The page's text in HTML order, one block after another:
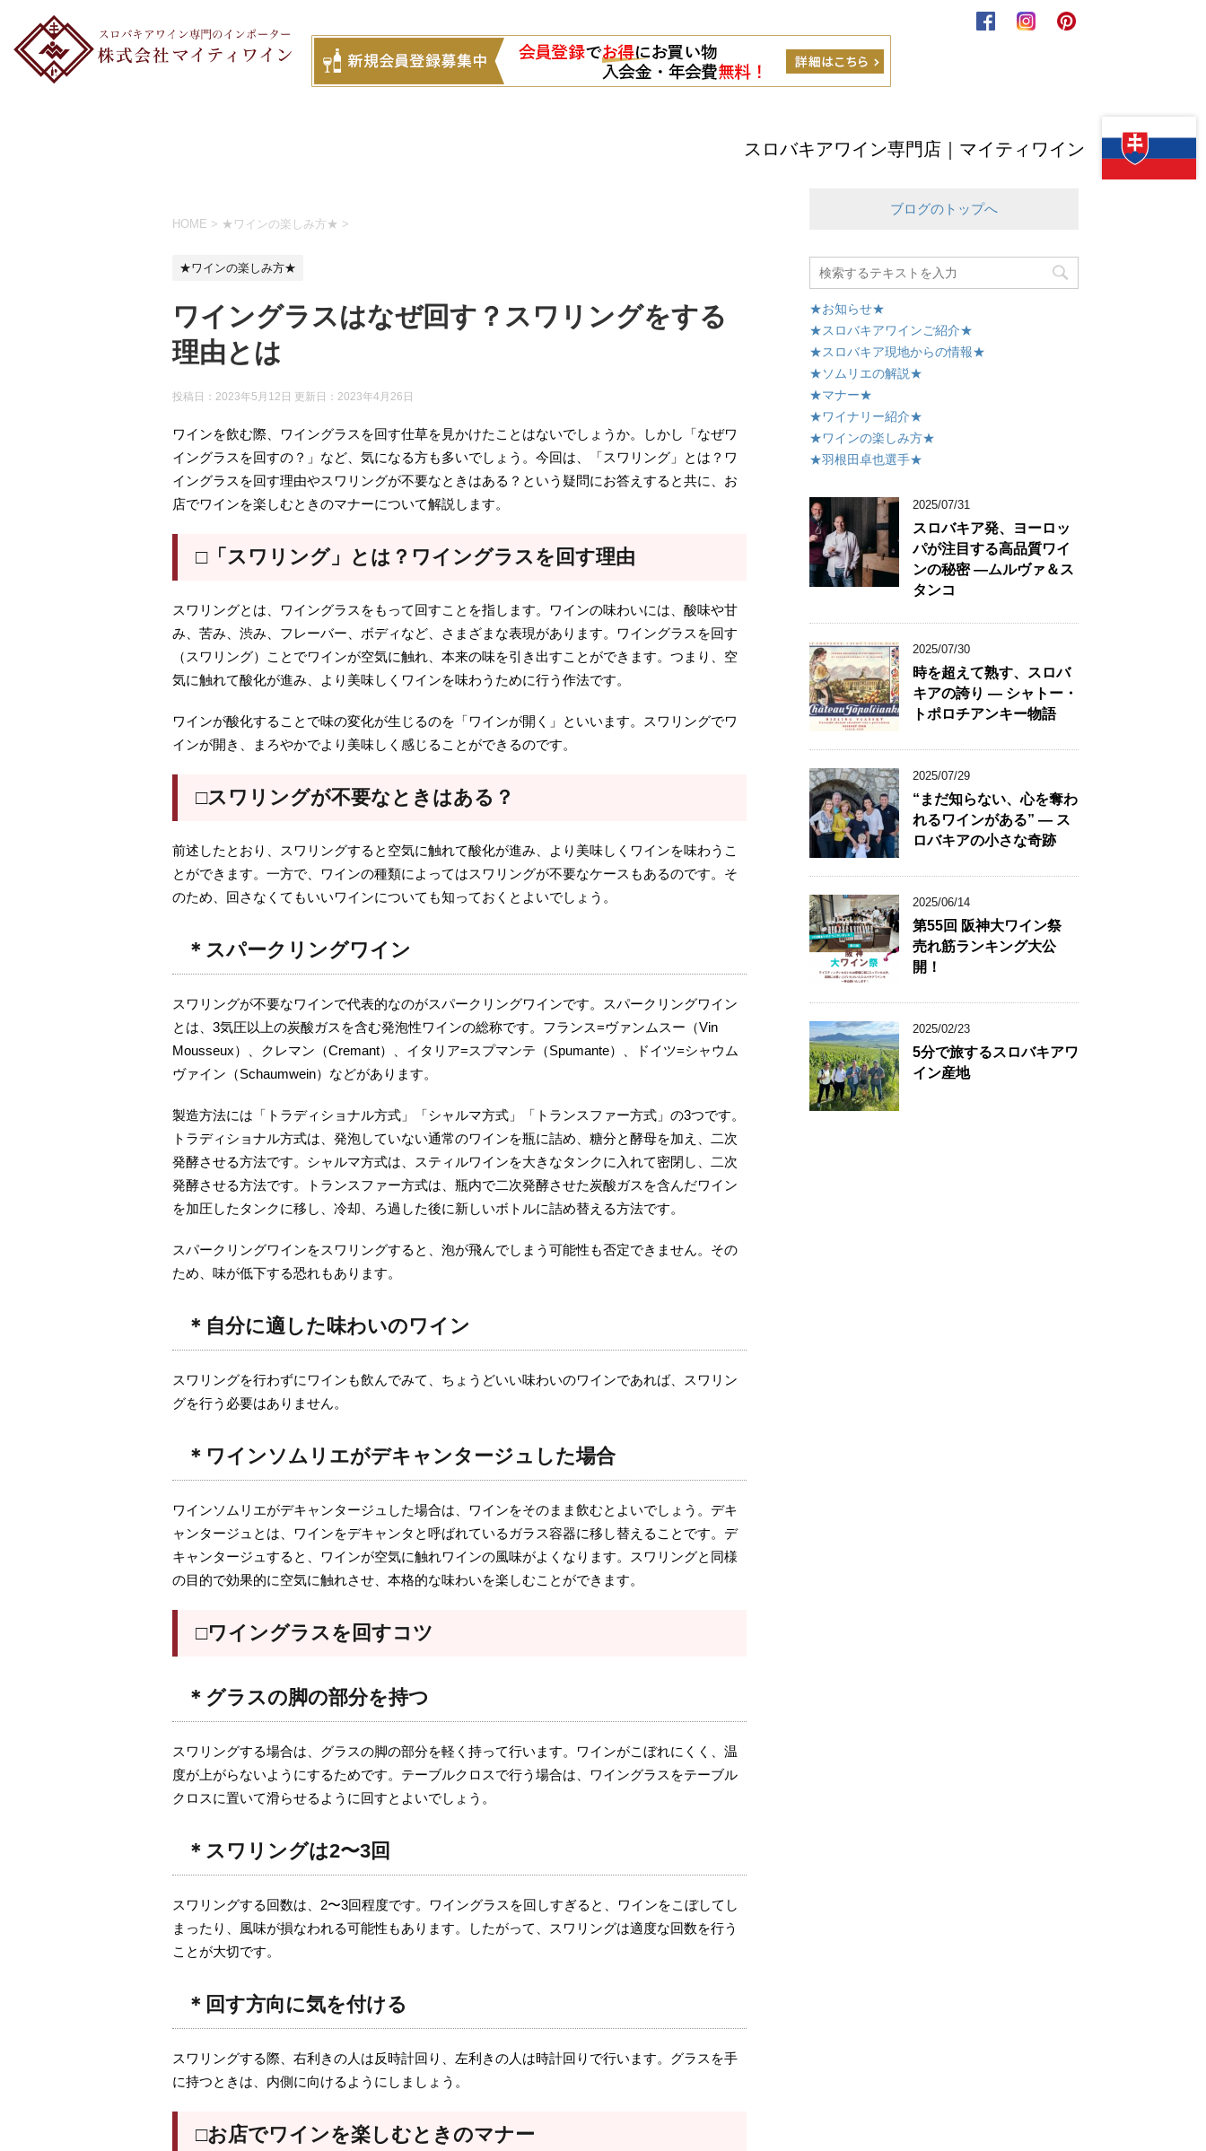
スロバキアワイン専門店｜マイティワイン
HOME > ★ワインの楽しみ方★ >
★ワインの楽しみ方★
ワイングラスはなぜ回す？スワリングをする
理由とは
投稿日：2023年5月12日 更新日： 2023年4月26日
ワインを飲む際、ワイングラスを回す仕草を見かけたことはないでしょうか。しかし「なぜワ
イングラスを回すの？」など、気になる方も多いでしょう。今回は、「スワリング」とは？ワ
イングラスを回す理由やスワリングが不要なときはある？という疑問にお答えすると共に、お
店でワインを楽しむときのマナーについて解説します。
□「スワリング」とは？ワイングラスを回す理由
スワリングとは、ワイングラスをもって回すことを指します。ワインの味わいには、酸味や甘
み、苦み、渋み、フレーバー、ボディなど、さまざまな表現があります。ワイングラスを回す
（スワリング）ことでワインが空気に触れ、本来の味を引き出すことができます。つまり、空
気に触れて酸化が進み、より美味しくワインを味わうために行う作法です。
ワインが酸化することで味の変化が生じるのを「ワインが開く」といいます。スワリングでワ
インが開き、まろやかでより美味しく感じることができるのです。
□スワリングが不要なときはある？
前述したとおり、スワリングすると空気に触れて酸化が進み、より美味しくワインを味わうこ
とができます。一方で、ワインの種類によってはスワリングが不要なケースもあるのです。そ
のため、回さなくてもいいワインについても知っておくとよいでしょう。
＊スパークリングワイン
スワリングが不要なワインで代表的なのがスパークリングワインです。スパークリングワイン
とは、3気圧以上の炭酸ガスを含む発泡性ワインの総称です。フランス=ヴァンムスー（Vin
Mousseux）、クレマン（Cremant）、イタリア=スプマンテ（Spumante）、ドイツ=シャウム
ヴァイン（Schaumwein）などがあります。
製造方法には「トラディショナル方式」「シャルマ方式」「トランスファー方式」の3つです。
トラディショナル方式は、発泡していない通常のワインを瓶に詰め、糖分と酵母を加え、二次
発酵させる方法です。シャルマ方式は、スティルワインを大きなタンクに入れて密閉し、二次
発酵させる方法です。トランスファー方式は、瓶内で二次発酵させた炭酸ガスを含んだワイン
を加圧したタンクに移し、冷却、ろ過した後に新しいボトルに詰め替える方法です。
スパークリングワインをスワリングすると、泡が飛んでしまう可能性も否定できません。その
ため、味が低下する恐れもあります。
＊自分に適した味わいのワイン
スワリングを行わずにワインも飲んでみて、ちょうどいい味わいのワインであれば、スワリン
グを行う必要はありません。
＊ワインソムリエがデキャンタージュした場合
ワインソムリエがデキャンタージュした場合は、ワインをそのまま飲むとよいでしょう。デキ
ャンタージュとは、ワインをデキャンタと呼ばれているガラス容器に移し替えることです。デ
キャンタージュすると、ワインが空気に触れワインの風味がよくなります。スワリングと同様
の目的で効果的に空気に触れさせ、本格的な味わいを楽しむことができます。
□ワイングラスを回すコツ
＊グラスの脚の部分を持つ
スワリングする場合は、グラスの脚の部分を軽く持って行います。ワインがこぼれにくく、温
度が上がらないようにするためです。テーブルクロスで行う場合は、ワイングラスをテーブル
クロスに置いて滑らせるように回すとよいでしょう。
＊スワリングは2〜3回
スワリングする回数は、2〜3回程度です。ワイングラスを回しすぎると、ワインをこぼしてし
まったり、風味が損なわれる可能性もあります。したがって、スワリングは適度な回数を行う
ことが大切です。
＊回す方向に気を付ける
スワリングする際、右利きの人は反時計回り、左利きの人は時計回りで行います。グラスを手
に持つときは、内側に向けるようにしましょう。
□お店でワインを楽しむときのマナー
ブログのトップへ
★お知らせ★
★スロバキアワインご紹介★
★スロバキア現地からの情報★
★ソムリエの解説★
★マナー★
★ワイナリー紹介★
★ワインの楽しみ方★
★羽根田卓也選手★
2025/07/31
スロバキア発、ヨーロッ
パが注目する高品質ワイ
ンの秘密 ―ムルヴァ＆ス
タンコ
2025/07/30
時を超えて熟す、スロバ
キアの誇り ― シャトー・
トポロチアンキー物語
2025/07/29
“まだ知らない、心を奪わ
れるワインがある” ― ス
ロバキアの小さな奇跡
2025/06/14
第55回 阪神大ワイン祭
売れ筋ランキング大公
開！
2025/02/23
5分で旅するスロバキアワ
イン産地